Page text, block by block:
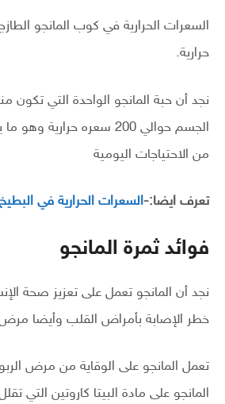
حرارية.
نجد أن حبة المانجو الواحدة التي تكون
من الاحتياجات اليومية
تعرف ايضا:-السعرات الحرارية في
فوائد ثمرة المانجو
نجد أن المانجو تعمل على تعزيز صحة
خطر الإصابة بأمراض القلب وأيضا
تعمل المانجو على الوقاية من مرض
المانجو على مادة البيتا كاروتين التي